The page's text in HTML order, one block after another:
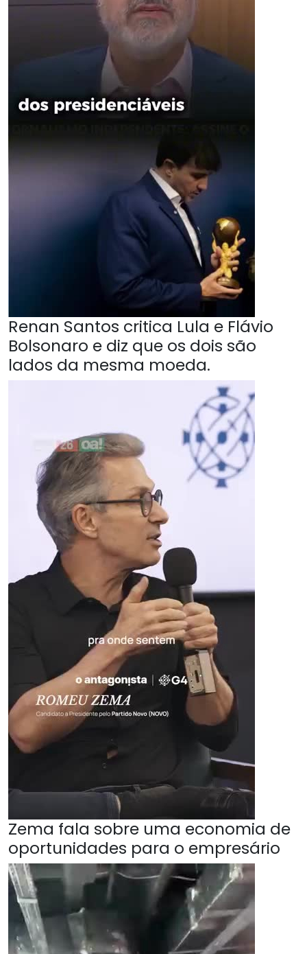
Renan Santos critica Lula e Flávio
Bolsonaro e diz que os dois são
lados da mesma moeda.
Zema fala sobre uma economia de
oportunidades para o empresário